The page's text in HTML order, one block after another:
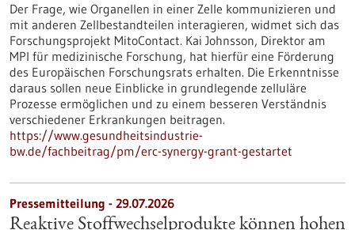
Der Frage, wie Organellen in einer Zelle kommunizieren und
mit anderen Zellbestandteilen interagieren, widmet sich das
Forschungsprojekt MitoContact. Kai Johnsson, Direktor am
MPI für medizinische Forschung, hat hierfür eine Förderung
des Europäischen Forschungsrats erhalten. Die Erkenntnisse
daraus sollen neue Einblicke in grundlegende zelluläre
Prozesse ermöglichen und zu einem besseren Verständnis
verschiedener Erkrankungen beitragen.
https://www.gesundheitsindustrie-
bw.de/fachbeitrag/pm/erc-synergy-grant-gestartet
Pressemitteilung - 29.07.2026
Reaktive Stoffwechselprodukte können hohen